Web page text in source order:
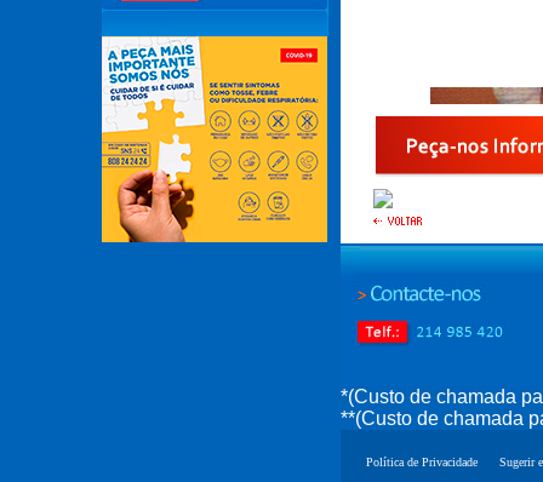
*(Custo de chamada
**(Custo de chamada
Política de Privacidade Sugerir